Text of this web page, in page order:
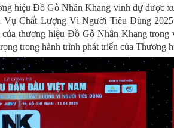
hiệu Đồ Gỗ Nhân Khang vinh dự được
Vụ Chất Lượng Vì Người Tiêu Dùng
thương hiệu Đồ Gỗ Nhân Khang trong
trong hành trình phát triển của Thương